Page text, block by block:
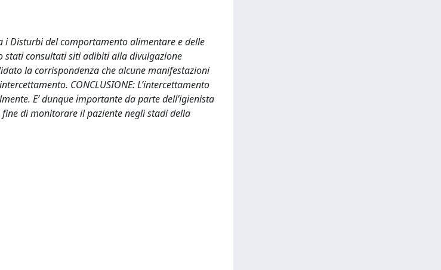
i Disturbi del comportamento alimentare e delle
stati consultati siti adibiti alla divulgazione
la corrispondenza che alcune manifestazioni
CONCLUSIONE: L’intercettamento
E’ dunque importante da parte dell’igienista
di monitorare il paziente negli stadi della